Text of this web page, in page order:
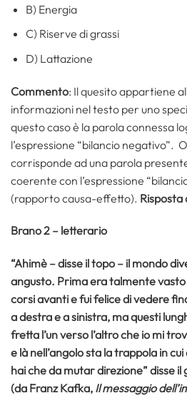
B) Energia
C) Riserve di grassi
D) Lattazione
Commento: Il quesito appartiene
informazioni nel testo per uno
questo caso è la parola connessa
l’espressione “bilancio negativo”.
corrisponde ad una parola
coerente con l’espressione
(rapporto causa-effetto).
Brano 2 – letterario
“Ahimè – disse il topo – il mondo
angusto. Prima era talmente
corsi avanti e fui felice di vedere
a destra e a sinistra, ma questi
fretta l’un verso l’altro che io mi
e là nell’angolo sta la trappola in
hai che da mutar direzione” disse il
(da Franz Kafka, Il messaggio